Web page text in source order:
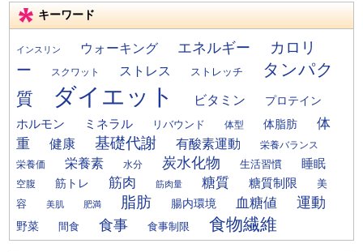
キーワード
インスリン ウォーキング エネルギー
カロリ
ー
スクワット ストレス ストレッチ
タンパク
質
ダイエット ビタミン
プロテイン
ホルモン
ミネラル リバウンド 体型 体脂肪
体
重
健康 基礎代謝 有酸素運動 栄養バランス
栄養価 栄養素 水分 炭水化物 生活習慣 睡眠
空腹 筋トレ 筋肉 筋肉量 糖質 糖質制限
美
容
美肌 肥満 脂肪 腸内環境 血糖値 運動
野菜 間食 食事 食事制限 食物繊維